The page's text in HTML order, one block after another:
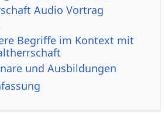
Gewaltherrschaft‏‎ Audio Vortrag
Begriffe im Kontext mit
und Ausbildungen